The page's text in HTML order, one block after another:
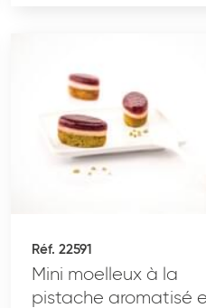
surgelé
Réf. 22591
Mini moelleux à la
pistache aromatisé